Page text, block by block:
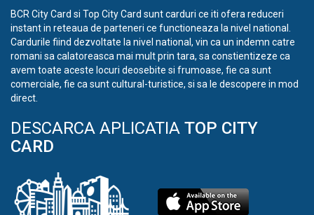
BCR City Card si Top City Card sunt carduri ce iti ofera reduceri
instant in reteaua de parteneri ce functioneaza la nivel national.
Cardurile fiind dezvoltate la nivel national, vin ca un indemn catre
romani sa calatoreasca mai mult prin tara, sa constientizeze ca
avem toate aceste locuri deosebite si frumoase, fie ca sunt
comerciale, fie ca sunt cultural-turistice, si sa le descopere in mod
direct.
DESCARCA APLICATIA TOP CITY
CARD